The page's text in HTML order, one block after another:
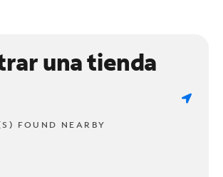
una tienda
FOUND NEARBY